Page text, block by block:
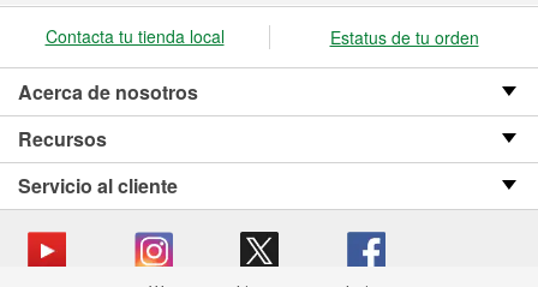
Contacta tu tienda local Estatus de tu orden
Acerca de nosotros
Recursos
Servicio al cliente